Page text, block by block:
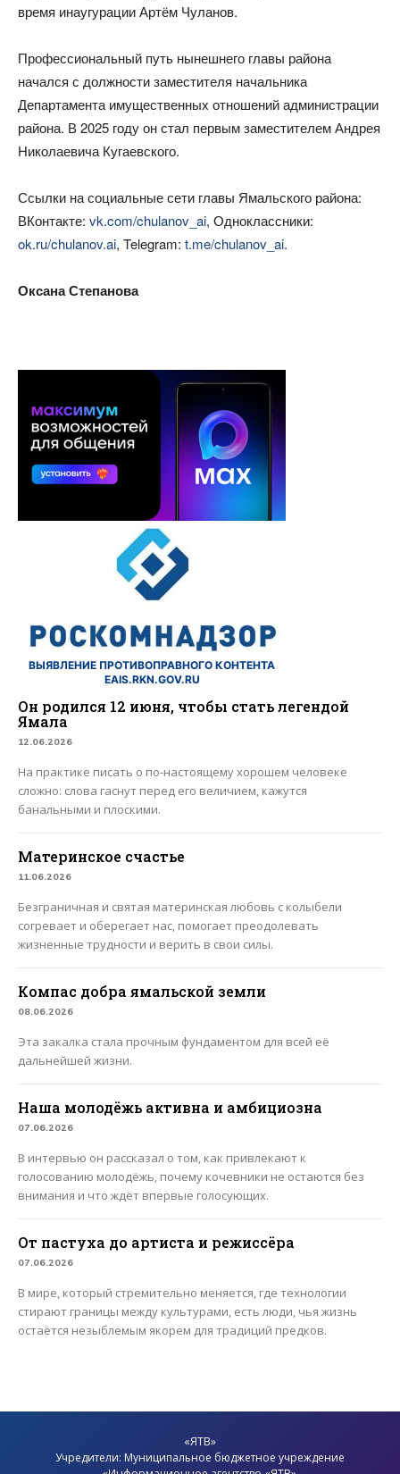
время инаугурации Артём Чуланов.
Профессиональный путь нынешнего главы района
начался с должности заместителя начальника
Департамента имущественных отношений администрации
района. В 2025 году он стал первым заместителем Андрея
Николаевича Кугаевского.
Ссылки на социальные сети главы Ямальского района:
ВКонтакте: vk.com/chulanov_ai, Одноклассники:
ok.ru/chulanov.ai, Telegram: t.me/chulanov_ai.
Оксана Степанова
ВЫЯВЛЕНИЕ ПРОТИВОПРАВНОГО КОНТЕНТА
EAIS.RKN.GOV.RU
Он родился 12 июня, чтобы стать легендой
Ямала
12.06.2026
На практике писать о по-настоящему хорошем человеке
сложно: слова гаснут перед его величием, кажутся
банальными и плоскими.
Материнское счастье
11.06.2026
Безграничная и святая материнская любовь с колыбели
согревает и оберегает нас, помогает преодолевать
жизненные трудности и верить в свои силы.
Компас добра ямальской земли
08.06.2026
Эта закалка стала прочным фундаментом для всей её
дальнейшей жизни.
Наша молодёжь активна и амбициозна
07.06.2026
В интервью он рассказал о том, как привлекают к
голосованию молодёжь, почему кочевники не остаются без
внимания и что ждёт впервые голосующих.
От пастуха до артиста и режиссёра
07.06.2026
В мире, который стремительно меняется, где технологии
стирают границы между культурами, есть люди, чья жизнь
остаётся незыблемым якорем для традиций предков.
«ЯТВ»
Учредители: Муниципальное бюджетное учреждение